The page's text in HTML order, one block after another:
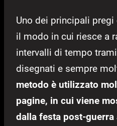
Uno dei principali
il modo in cui riesce a
intervalli di tempo
disegnati e sempre
metodo è utilizzato
pagine, in cui viene
dalla festa post-